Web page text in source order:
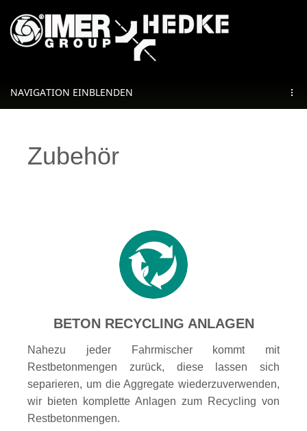
NAVIGATION EINBLENDEN
Zubehör
BETON RECYCLING ANLAGEN
Nahezu jeder Fahrmischer kommt mit
Restbetonmengen zurück, diese lassen sich
separieren, um die Aggregate wiederzuverwenden,
wir bieten komplette Anlagen zum Recycling von
Restbetonmengen.